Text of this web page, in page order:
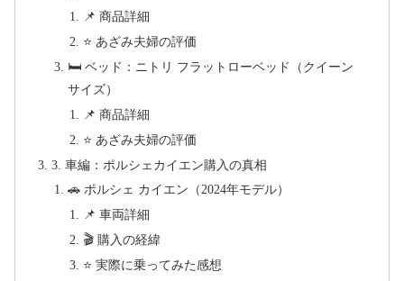
📌 商品詳細
⭐ あざみ夫婦の評価
🛏️ ベッド：ニトリ フラットローベッド（クイーン
サイズ）
📌 商品詳細
⭐ あざみ夫婦の評価
3. 車編：ポルシェカイエン購入の真相
🚗 ポルシェ カイエン（2024年モデル）
📌 車両詳細
🎬 購入の経緯
⭐ 実際に乗ってみた感想